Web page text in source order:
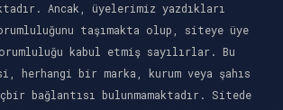
Ancak, üyelerimiz yazdıkları
taşımakta olup, siteye üye
kabul etmiş sayılırlar. Bu
herhangi bir marka, kurum veya şahıs
bağlantısı bulunmamaktadır. Sitede